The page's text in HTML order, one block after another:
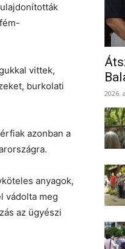
vittek,
burkolati
azonban a
anyagok,
vádolta meg
az ügyészi
2026.